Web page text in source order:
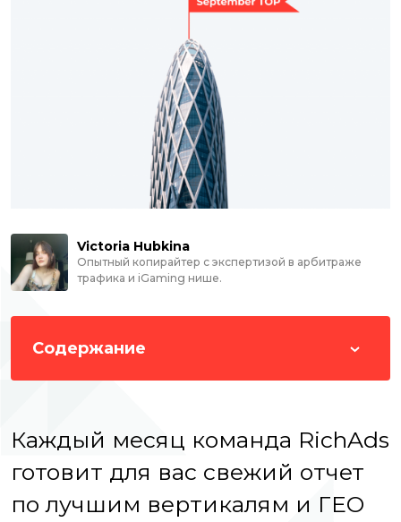
Victoria Hubkina
Опытный копирайтер с экспертизой в арбитраже
трафика и iGaming нише.
Содержание
Каждый месяц команда RichAds
готовит для вас свежий отчет
по лучшим вертикалям и ГЕО